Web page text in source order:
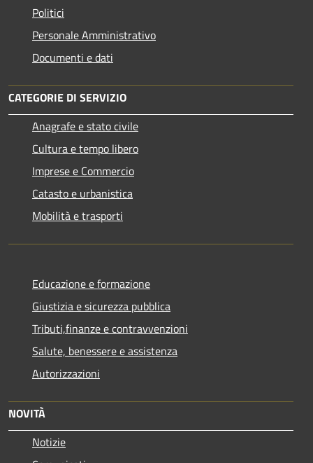
Politici
Personale Amministrativo
Documenti e dati
CATEGORIE DI SERVIZIO
Anagrafe e stato civile
Cultura e tempo libero
Imprese e Commercio
Catasto e urbanistica
Mobilità e trasporti
Educazione e formazione
Giustizia e sicurezza pubblica
Tributi,finanze e contravvenzioni
Salute, benessere e assistenza
Autorizzazioni
NOVITÀ
Notizie